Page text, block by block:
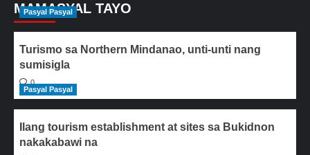
MAMASYAL TAYO
Pasyal Pasyal
Turismo sa Northern Mindanao, unti-unti nang
sumisigla
0
Pasyal Pasyal
Ilang tourism establishment at sites sa Bukidnon
nakakabawi na